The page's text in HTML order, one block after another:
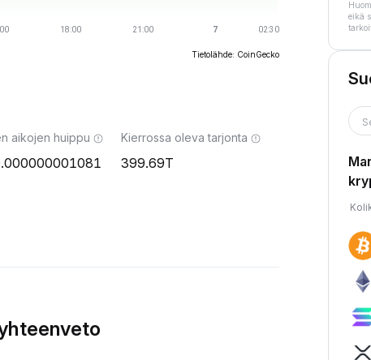
Tietolähde: CoinGecko
aikojen huippu Kierrossa oleva tarjonta
399.69T
eikä